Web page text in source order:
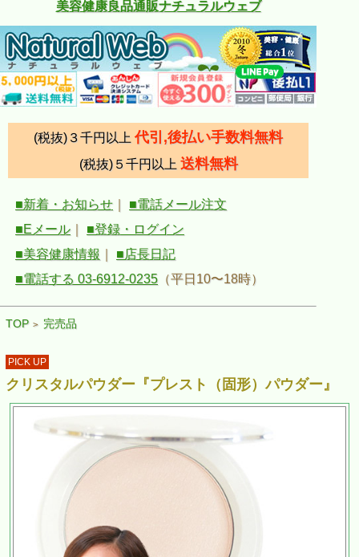
美容健康良品通販ナチュラルウェブ
(税抜)３千円以上 代引,後払い手数料無料
(税抜)５千円以上 送料無料
■新着・お知らせ
■電話メール注文
■Eメール
■登録・ログイン
■美容健康情報
■店長日記
■電話する 03-6912-0235 （平日10〜18時）
TOP > 完売品
PICK UP
クリスタルパウダー『プレスト（固形）パウダー』